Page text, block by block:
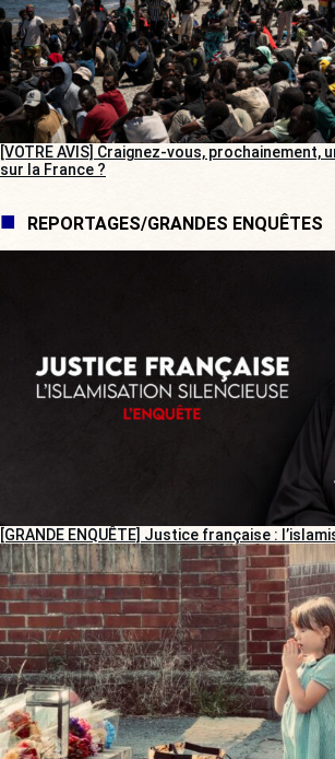
[VOTRE AVIS] Craignez-vous, prochainement,
sur la France ?
REPORTAGES/GRANDES ENQUÊTES
[GRANDE ENQUÊTE] Justice française :